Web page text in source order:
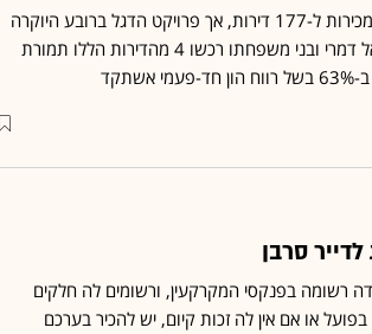
דמרי מסכמת את הרבעון הראשון עם עלייה במכירות ל-177 דירות, אך פרויקט הדגל ברובע היוקרה
הניב 9 עסקאות בלבד • הדוחות חושפים: יגאל דמרי ובני משפחתו רכשו 4 מהדירות הללו תמורת
סרבן
רשומה בפנקסי המקרקעין, ורשומים לה חלקים
או אם אין לה זכות קיום, יש להכיר בערכם